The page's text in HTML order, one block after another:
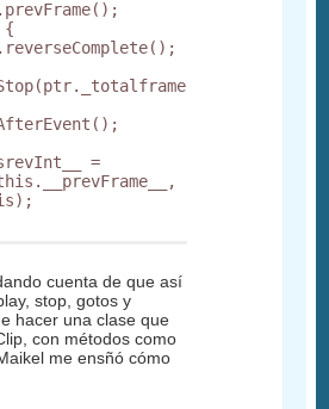
=
cuenta de que así
stop, gotos y
hacer una clase que
con métodos como
me ensñó cómo